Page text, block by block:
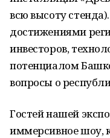
всю высоту
достижениями
инвесторов,
потенциалом
вопросы о
Гостей нашей
иммерсивное шоу,